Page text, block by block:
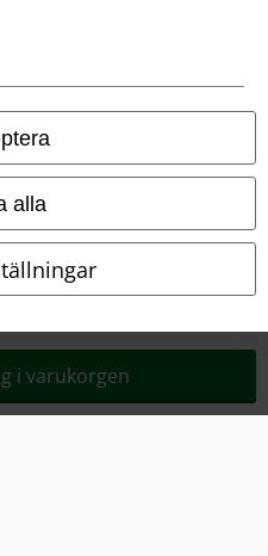
alla
i varukorgen
tillkommer.
HGmbH